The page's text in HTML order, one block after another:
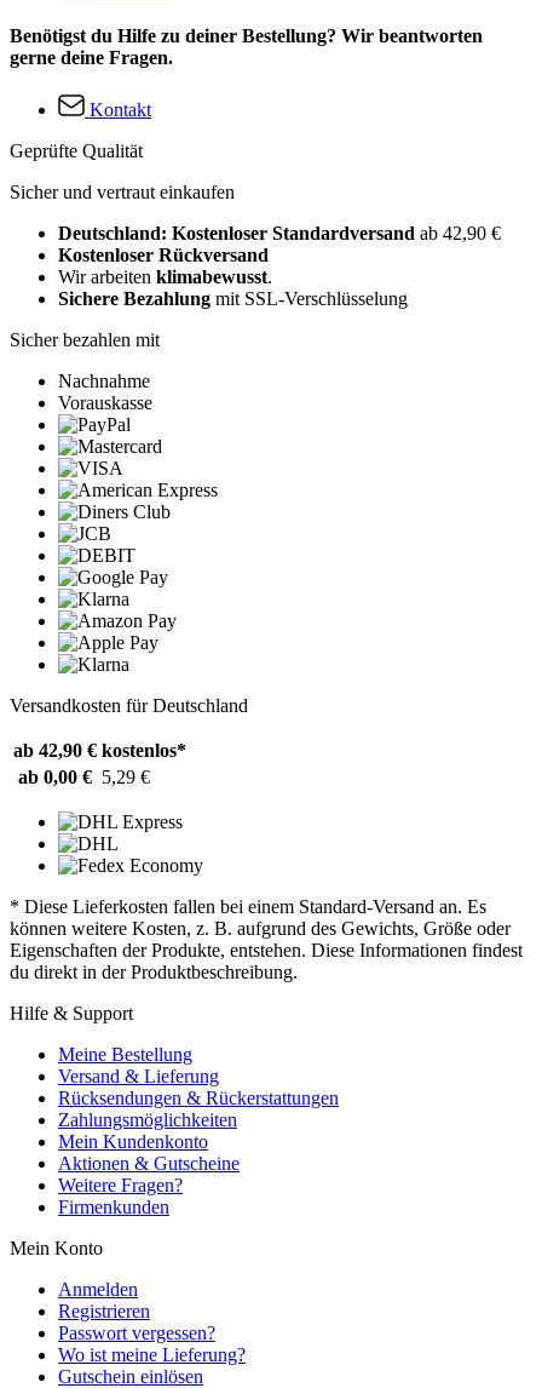
Benötigst du Hilfe zu deiner Bestellung? Wir beantworten
gerne deine Fragen.
Kontakt
Geprüfte Qualität
Sicher und vertraut einkaufen
Deutschland: Kostenloser Standardversand ab 42,90 €
Kostenloser Rückversand
Wir arbeiten klimabewusst.
Sichere Bezahlung mit SSL-Verschlüsselung
Sicher bezahlen mit
Nachnahme
Vorauskasse
Versandkosten für Deutschland
ab 42,90 € kostenlos*
ab 0,00 € 5,29 €
* Diese Lieferkosten fallen bei einem Standard-Versand an. Es
können weitere Kosten, z. B. aufgrund des Gewichts, Größe oder
Eigenschaften der Produkte, entstehen. Diese Informationen findest
du direkt in der Produktbeschreibung.
Hilfe & Support
Meine Bestellung
Versand & Lieferung
Rücksendungen & Rückerstattungen
Zahlungsmöglichkeiten
Mein Kundenkonto
Aktionen & Gutscheine
Weitere Fragen?
Firmenkunden
Mein Konto
Anmelden
Registrieren
Passwort vergessen?
Wo ist meine Lieferung?
Gutschein einlösen